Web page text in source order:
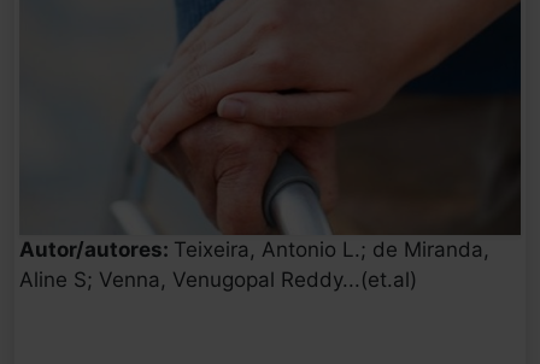
Autor/autores: Teixeira, Antonio L.; de Miranda,
Aline S; Venna, Venugopal Reddy...(et.al)